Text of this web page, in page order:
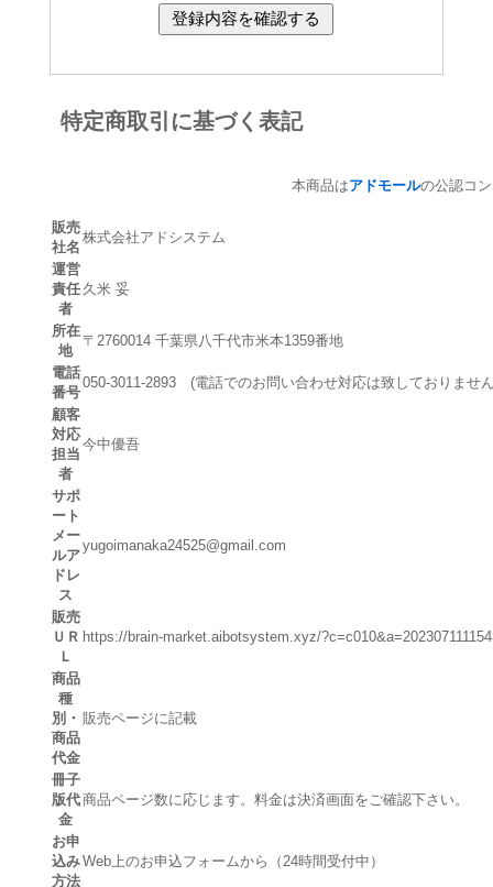
特定商取引に基づく表記
本商品はアドモールの公認コ
販売
社名
株式会社アドシステム
運営
責任
者
久米 妥
所在
地
〒2760014 千葉県八千代市米本1359番地
電話
番号
050-3011-2893 (電話でのお問い合わせ対応は致しておりませ
顧客
対応
担当
者
今中優吾
サポ
ート
メー
ルア
ドレ
ス
yugoimanaka24525@gmail.com
販売
ＵＲ
Ｌ
https://brain-market.aibotsystem.xyz/
商品
種
別・
商品
代金
販売ページに記載
冊子
版代
金
商品ページ数に応じます。料金は決済画面をご確認下さい。
お申
込み
方法
Web上のお申込フォームから（24時間受付中）